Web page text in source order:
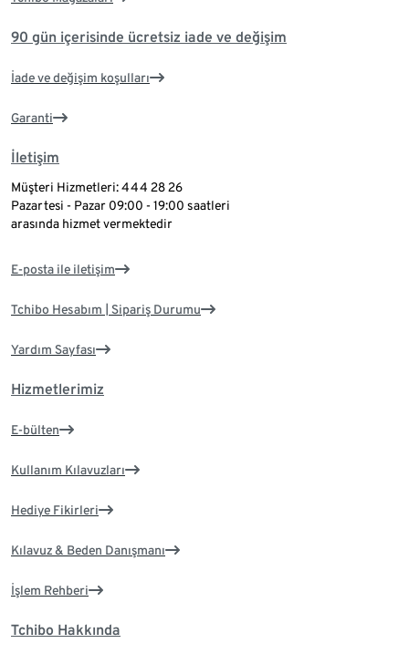
90 gün içerisinde ücretsiz iade ve değişim
İade ve değişim koşulları
Garanti
İletişim
Müşteri Hizmetleri: 444 28 26
Pazartesi - Pazar 09:00 - 19:00 saatleri
arasında hizmet vermektedir
E-posta ile iletişim
Tchibo Hesabım | Sipariş Durumu
Yardım Sayfası
Hizmetlerimiz
E-bülten
Kullanım Kılavuzları
Hediye Fikirleri
Kılavuz & Beden Danışmanı
İşlem Rehberi
Tchibo Hakkında